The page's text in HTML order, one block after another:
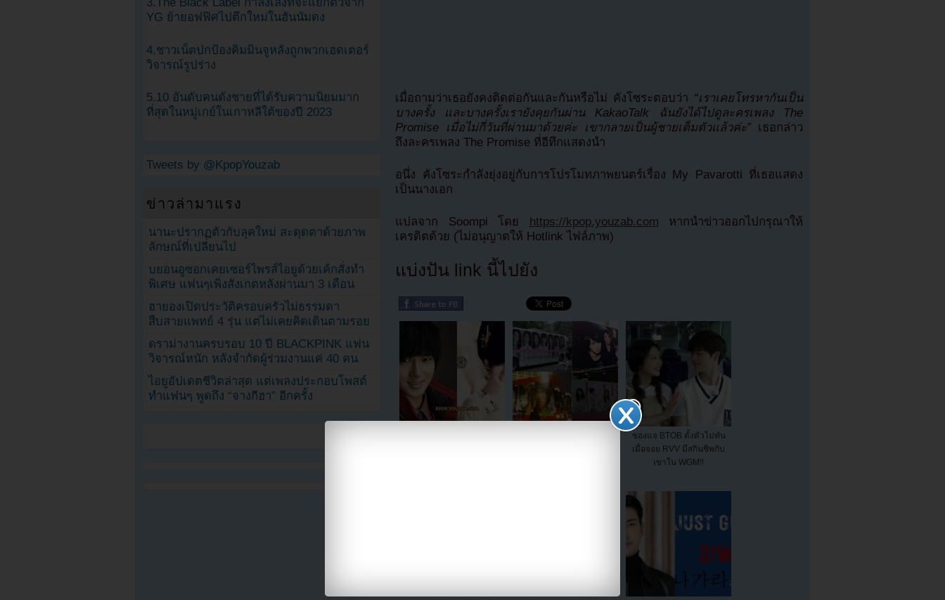
เมื่อถามว่าเธอยังคงติดต่อกันและกันหรือไม่ คังโซระตอบว่า “เราเคยโทรหากันเป็น
บางครั้ง และบางครั้งเรายังคุยกันผ่าน KakaoTalk ฉันยังได้ไปดูละครเพลง The
Promise เมื่อไม่กี่วันที่ผ่านมาด้วยค่ะ เขากลายเป็นผู้ชายเต็มตัวแล้วค่ะ” เธอกล่าว
ถึงละครเพลง The Promise ที่อีทึกแสดงนำ
อนึ่ง คังโซระกำลังยุ่งอยู่กับการโปรโมทภาพยนตร์เรื่อง My Pavarotti ที่เธอแสดง
เป็นนางเอก
แปลจาก Soompi โดย https://kpop.youzab.com หากนำข่าวออกไปกรุณาให้
เครดิตด้วย (ไม่อนุญาตให้ Hotlink ไฟล์ภาพ)
แบ่งปัน link นี้ไปยัง
ซองแจ BTOB ตั้งตัวไม่ทัน
เมื่อจอย RVV มีสกินชิพกับ
เขาใน WGM!!
3.The Black Label กำลังเล็งที่จะแยกตัวจาก
YG ย้ายอฟฟิศไปตึกใหม่ในฮันนัมดง
4.ชาวเน็ตปกป้องคิมมินจูหลังถูกพวกเฮดเตอร์
วิจารณ์รูปร่าง
5.10 อันดับคนดังชายที่ได้รับความนิยมมาก
ที่สุดในหมู่เกย์ในเกาหลีใต้ของปี 2023
Tweets by @KpopYouzab
ข่าวล่ามาแรง
นานะปรากฏตัวกับลุคใหม่ สะดุดตาด้วยภาพ
ลักษณ์ที่เปลี่ยนไป
บยอนอูซอกเคยเซอร์ไพรส์ไอยูด้วยเค้กสั่งทำ
พิเศษ แฟนๆเพิ่งสังเกตหลังผ่านมา 3 เดือน
ฮายองเปิดประวัติครอบครัวไม่ธรรมดา
สืบสายแพทย์ 4 รุ่น แต่ไม่เคยคิดเดินตามรอย
ดราม่างานครบรอบ 10 ปี BLACKPINK แฟน
วิจารณ์หนัก หลังจำกัดผู้ร่วมงานแค่ 40 คน
ไอยูอัปเดตชีวิตล่าสุด แต่เพลงประกอบโพสต์
ทำแฟนๆ พูดถึง “จางกีฮา” อีกครั้ง